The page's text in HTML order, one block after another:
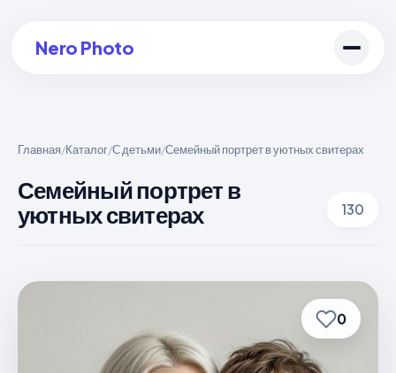
Nero Photo
Создать арт
Главная/Каталог/С детьми/Семейный портрет в уютных свитерах
Семейный портрет в
уютных свитерах
130
0